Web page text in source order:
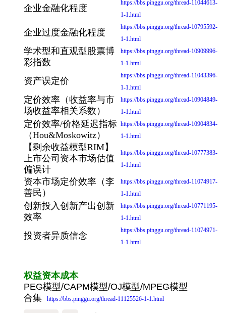
企业金融化程度
https://bbs.pinggu.org/thread-11044613-
1-1.html
企业过度金融化程度
https://bbs.pinggu.org/thread-10795592-
1-1.html
学术型和直观型股票博
彩指数
https://bbs.pinggu.org/thread-10909996-
1-1.html
资产误定价
https://bbs.pinggu.org/thread-11043396-
1-1.html
定价效率（收益率与市
场收益率相关系数）
https://bbs.pinggu.org/thread-10904849-
1-1.html
定价效率/价格延迟指标
（Hou&Moskowitz）
https://bbs.pinggu.org/thread-10904834-
1-1.html
【剩余收益模型RIM】
上市公司资本市场估值
偏误计
https://bbs.pinggu.org/thread-10777383-
1-1.html
资本市场定价效率（李
善民）
https://bbs.pinggu.org/thread-11074917-
1-1.html
创新投入创新产出创新
效率
https://bbs.pinggu.org/thread-10771195-
1-1.html
投资者异质信念
https://bbs.pinggu.org/thread-11074971-
1-1.html
权益资本成本
PEG模型/CAPM模型/OJ模型/MPEG模型
合集
https://bbs.pinggu.org/thread-11125526-1-1.html